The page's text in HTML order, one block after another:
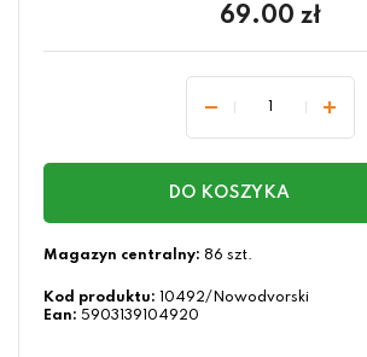
69.00 zł
DO KOSZYKA
Magazyn centralny: 86 szt.
Kod produktu:
10492/Nowodvorski
Ean: 5903139104920